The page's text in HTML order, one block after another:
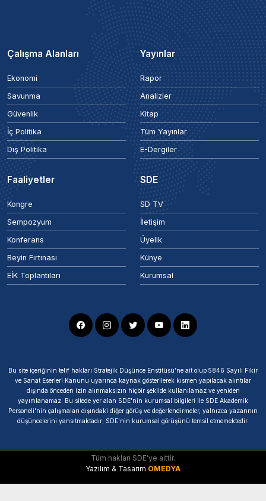
Çalışma Alanları
Ekonomi
Savunma
Güvenlik
İç Politika
Dış Politika
Yayınlar
Rapor
Analizler
Kitap
Tüm Yayınlar
E-Dergiler
Faaliyetler
Kongre
Sempozyum
Konferans
Beyin Fırtınası
EİK Toplantıları
SDE
SD TV
İletişim
Üyelik
Künye
Kurumsal
Bu site içeriğinin telif hakları Stratejik Düşünce Enstitüsü’ne ait olup 5846 Sayılı Fikir
ve Sanat Eserleri Kanunu uyarınca kaynak gösterilerek kısmen yapılacak alıntılar
dışında önceden izin alınmaksızın hiçbir şekilde kullanılamaz ve yeniden
yayımlanamaz. Bu sitede yer alan SDE'nin kurumsal bilgileri ile SDE Akademik
Personeli'nin çalışmaları dışındaki diğer görüş ve değerlendirmeler, yalnızca yazarının
düşüncelerini yansıtmaktadır; SDE'nin kurumsal görüşünü temsil etmemektedir.
Tüm hakları SDE'ye aittir.
Yazılım & Tasarım OMEDYA